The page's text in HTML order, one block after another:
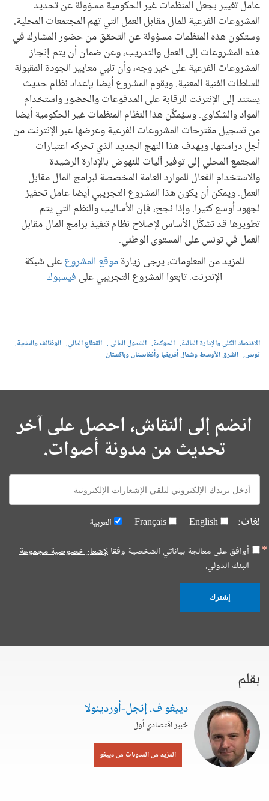
عامل تغيير بجعل المنظمات غير الحكومية مسؤولة عن تحديد
المشروعات الفرعية للمال مقابل العمل التي تهم المجتمعات المحلية.
وستكون هذه المنظمات مسؤولة عن التحقق من حضور المشارك في
هذه المشروعات إلى العمل والتدريب، وعن ضمان أن يتم إنجاز
المشروعات الفرعية على خير وجه، وأن تلبي معايير الجودة المقبولة
للسلطات الفنية المعنية. ويقوم المشروع أيضا بإعداد نظام حديث
يستند إلى الإنترنت للرقابة على المدفوعات والحضور واستخدام
المواد والشكاوى. وسيُمكِّن هذا النظام المنظمات غير الحكومية أيضا
من تسجيل مقترحات المشروعات الفرعية وعرضها عبر الإنترنت من
أجل دراستها. ويهدف هذا النهج الجديد الذي تحركه اعتبارات
المجتمع المحلي إلى توفير آليات للنهوض بالإدارة الرشيدة
والاستخدام الفعال للموارد العامة المخصصة لبرامج المال مقابل
العمل. ويمكن أن يكون هذا المشروع التجريبي أيضا عامل تحفيز
لجهود أوسع كثيرا. وإذا نجح، فإن الأساليب والنظم التي يتم
تطويرها قد تشكِّل الأساس لإصلاح نظام تنفيذ برامج المال مقابل
العمل في تونس على المستوى الوطني.
للمزيد من المعلومات، يرجى زيارةموقع المشروععلى شبكة
الإنترنت. تابعوا المشروع التجريبي على فيسبوك
الاقتصاد الكلي والإدارة المالية الحوكمة الشمول المالي القطاع المالي الوظائف والتنمية
تونس الشرق الأوسط وشمال أفريقيا وأفغانستان وباكستان
انضم إلى النقاش، احصل على آخر
تحديث من مدونة أصوات.
E-
mail:
لغات: English
Français
العربية
أوافق على معالجة بياناتي الشخصية وفقالإشعار خصوصية مجموعة
البنك الدولي.
إشترك
بقلم
دييغو ف. إنجل-أوردينولا
خبير اقتصادي أول
المزيد من المدونات من دييغو